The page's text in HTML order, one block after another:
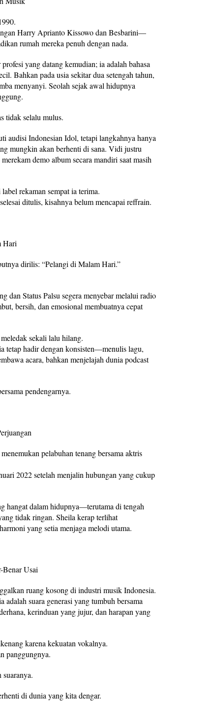
Harry Aprianto Kissowo dan Besbarini—
rumah mereka penuh dengan nada.
yang datang kemudian; ia adalah bahasa
Bahkan pada usia sekitar dua setengah tahun,
menyanyi. Seolah sejak awal hidupnya
tidak selalu mulus.
audisi Indonesian Idol, tetapi langkahnya hanya
mungkin akan berhenti di sana. Vidi justru
demo album secara mandiri saat masih
rekaman sempat ia terima.
ditulis, kisahnya belum mencapai reffrain.
Hari
dirilis: “Pelangi di Malam Hari.”
dan Status Palsu segera menyebar melalui radio
bersih, dan emosional membuatnya cepat
sekali lalu hilang.
tetap hadir dengan konsisten—menulis lagu,
acara, bahkan menjelajah dunia podcast
pendengarnya.
pelabuhan tenang bersama aktris
2022 setelah menjalin hubungan yang cukup
hangat dalam hidupnya—terutama di tengah
tidak ringan. Sheila kerap terlihat
yang setia menjaga melodi utama.
Benar Usai
ruang kosong di industri musik Indonesia.
suara generasi yang tumbuh bersama
kerinduan yang jujur, dan harapan yang
karena kekuatan vokalnya.
panggungnya.
di dunia yang kita dengar.
Gubernur Mirza Hadiri Musda VI
Demokrat Lampung